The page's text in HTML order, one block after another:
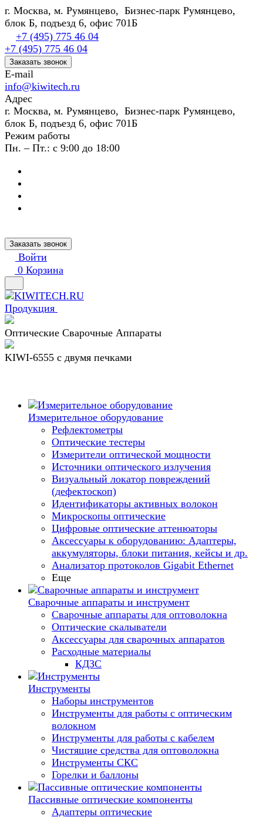
г. Москва, м. Румянцево, Бизнес-парк Румянцево,
блок Б, подъезд 6, офис 701Б
+7 (495) 775 46 04
+7 (495) 775 46 04
Заказать звонок
E-mail
info@kiwitech.ru
Адрес
г. Москва, м. Румянцево, Бизнес-парк Румянцево,
блок Б, подъезд 6, офис 701Б
Режим работы
Пн. – Пт.: с 9:00 до 18:00
Заказать звонок
Войти
0 Корзина
Продукция
Оптические Сварочные Аппараты
KIWI-6555 c двумя печками
Измерительное оборудование
Рефлектометры
Оптические тестеры
Измерители оптической мощности
Источники оптического излучения
Визуальный локатор повреждений
(дефектоскоп)
Идентификаторы активных волокон
Микроскопы оптические
Цифровые оптические аттенюаторы
Аксессуары к оборудованию: Адаптеры,
аккумуляторы, блоки питания, кейсы и др.
Анализатор протоколов Gigabit Ethernet
Еще
Сварочные аппараты и инструмент
Сварочные аппараты для оптоволокна
Оптические скалыватели
Аксессуары для сварочных аппаратов
Расходные материалы
КДЗС
Инструменты
Наборы инструментов
Инструменты для работы с оптическим
волокном
Инструменты для работы с кабелем
Чистящие средства для оптоволокна
Инструменты СКС
Горелки и баллоны
Пассивные оптические компоненты
Адаптеры оптические